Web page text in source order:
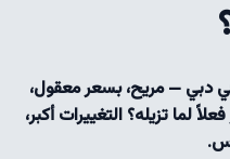
دبي — مريح، بسعر معقول،
تزيله؟ التغييرات أكبر،